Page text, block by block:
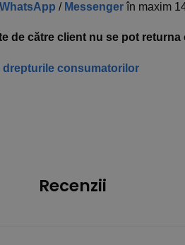
WhatsApp / Messenger în maxim
de către client nu se pot returna
drepturile consumatorilor
Recenzii